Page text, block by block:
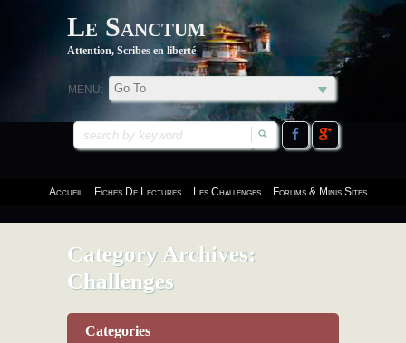
Le Sanctum
Attention, Scribes en liberté
MENU:
Accueil Fiches De Lectures Les Challenges Forums & Minis Sites
Category Archives:
Challenges
Categories